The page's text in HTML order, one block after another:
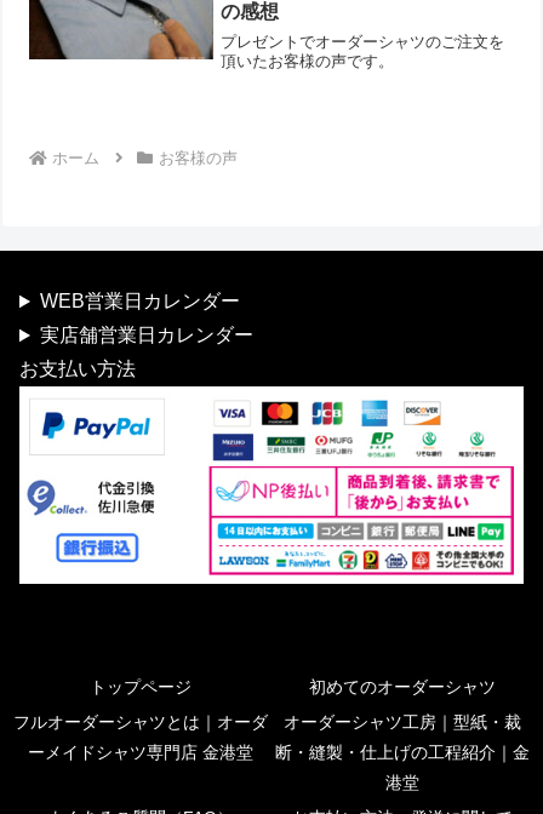
の感想
プレゼントでオーダーシャツのご注文を
頂いたお客様の声です。
ホーム お客様の声
WEB営業日カレンダー
実店舗営業日カレンダー
お支払い方法
トップページ
初めてのオーダーシャツ
フルオーダーシャツとは｜オーダ
ーメイドシャツ専門店 金港堂
オーダーシャツ工房｜型紙・裁
断・縫製・仕上げの工程紹介｜金
港堂